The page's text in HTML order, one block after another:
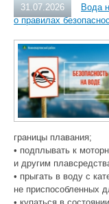
31.07.2026
Вода
о правилах
границы плавания;
• подплывать к
и другим
• прыгать в воду с
не приспособленных